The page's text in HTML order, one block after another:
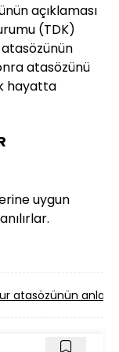
açıklaması
(TDK)
atasözünün
atasözünü
hayatta
uygun
atasözünün